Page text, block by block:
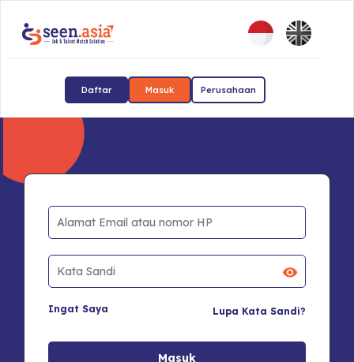
Daftar Masuk Perusahaan
Ingat Saya Lupa Kata Sandi?